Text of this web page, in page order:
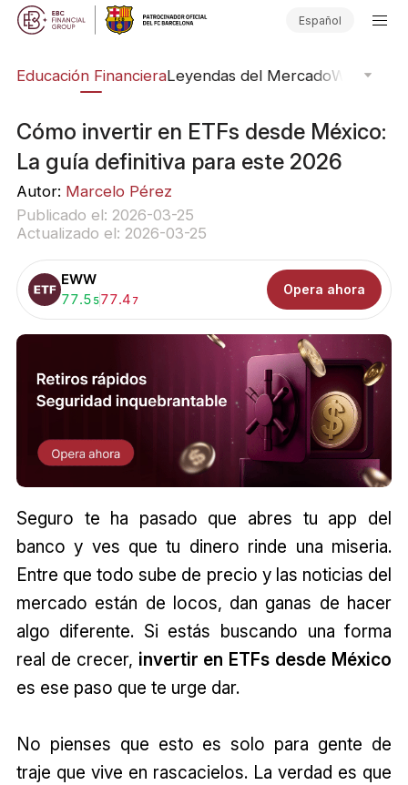
Español
Educación FinancieraLeyendas del MercadoWebinars
Cómo invertir en ETFs desde México:
La guía definitiva para este 2026
Autor: Marcelo Pérez
Publicado el: 2026-03-25
Actualizado el: 2026-03-25
EWW
Comprar:
77.5 5Vender:
77.4 7
Opera ahora
Seguro te ha pasado que abres tu app del
banco y ves que tu dinero rinde una miseria.
Entre que todo sube de precio y las noticias del
mercado están de locos, dan ganas de hacer
algo diferente. Si estás buscando una forma
real de crecer, invertir en ETFs desde México
es ese paso que te urge dar.
No pienses que esto es solo para gente de
traje que vive en rascacielos. La verdad es que